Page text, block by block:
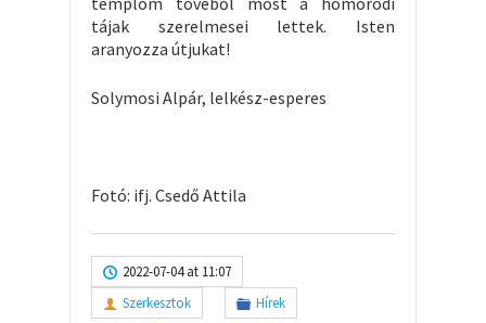
tájak szerelmesei lettek. Isten
aranyozza útjukat!
Solymosi Alpár, lelkész-esperes
Fotó: ifj. Csedő Attila
2022-07-04 at 11:07
Szerkesztok
Hírek